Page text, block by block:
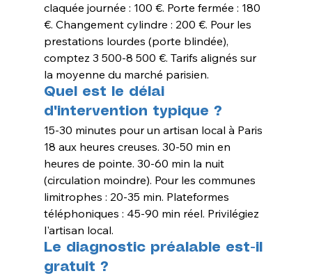
claquée journée : 100 €. Porte fermée : 180
€. Changement cylindre : 200 €. Pour les
prestations lourdes (porte blindée),
comptez 3 500-8 500 €. Tarifs alignés sur
la moyenne du marché parisien.
Quel est le délai
d'intervention typique ?
15-30 minutes pour un artisan local à Paris
18 aux heures creuses. 30-50 min en
heures de pointe. 30-60 min la nuit
(circulation moindre). Pour les communes
limitrophes : 20-35 min. Plateformes
téléphoniques : 45-90 min réel. Privilégiez
l'artisan local.
Le diagnostic préalable est-il
gratuit ?